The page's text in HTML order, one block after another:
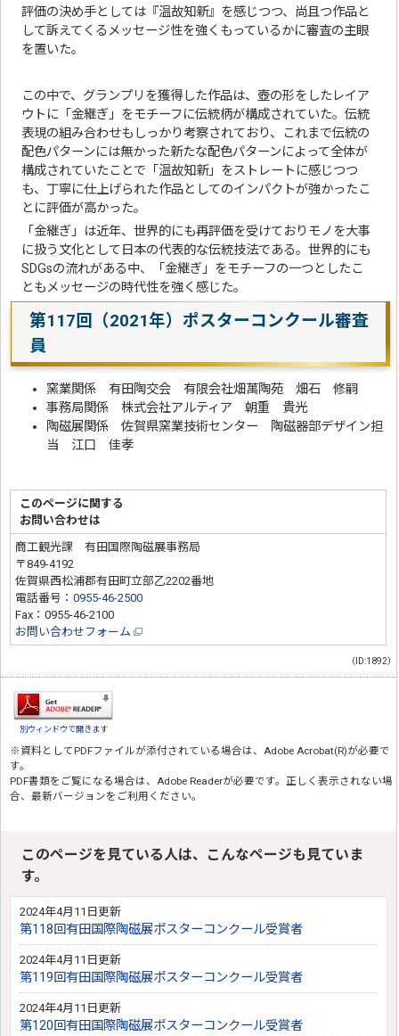
評価の決め手としては『温故知新』を感じつつ、尚且つ作品と
して訴えてくるメッセージ性を強くもっているかに審査の主眼
を置いた。
この中で、グランプリを獲得した作品は、壺の形をしたレイア
ウトに「金継ぎ」をモチーフに伝統柄が構成されていた。伝統
表現の組み合わせもしっかり考察されており、これまで伝統の
配色パターンには無かった新たな配色パターンによって全体が
構成されていたことで「温故知新」をストレートに感じつつ
も、丁寧に仕上げられた作品としてのインパクトが強かったこ
とに評価が高かった。
「金継ぎ」は近年、世界的にも再評価を受けておりモノを大事
に扱う文化として日本の代表的な伝統技法である。世界的にも
SDGsの流れがある中、「金継ぎ」をモチーフの一つとしたこ
ともメッセージの時代性を強く感じた。
第117回（2021年）ポスターコンクール審査
員
窯業関係 有田陶交会 有限会社畑萬陶苑 畑石 修嗣
事務局関係 株式会社アルティア 朝重 貴光
陶磁展関係 佐賀県窯業技術センター 陶磁器部デザイン担
当 江口 佳孝
このページに関する
お問い合わせは
商工観光課 有田国際陶磁展事務局
〒849-4192
佐賀県西松浦郡有田町立部乙2202番地
電話番号：0955-46-2500
Fax：0955-46-2100
お問い合わせフォーム
（ID:1892）
別ウィンドウで開きます
※資料としてPDFファイルが添付されている場合は、 Adobe Acrobat(R)が必要で
す。
PDF書類をご覧になる場合は、 Adobe Readerが必要です。正しく表示されない場
合、最新バージョンをご利用ください。
このページを見ている人は、こんなページも見ていま
す。
2024年4月11日更新
第118回有田国際陶磁展ポスターコンクール受賞者
2024年4月11日更新
第119回有田国際陶磁展ポスターコンクール受賞者
2024年4月11日更新
第120回有田国際陶磁展ポスターコンクール受賞者